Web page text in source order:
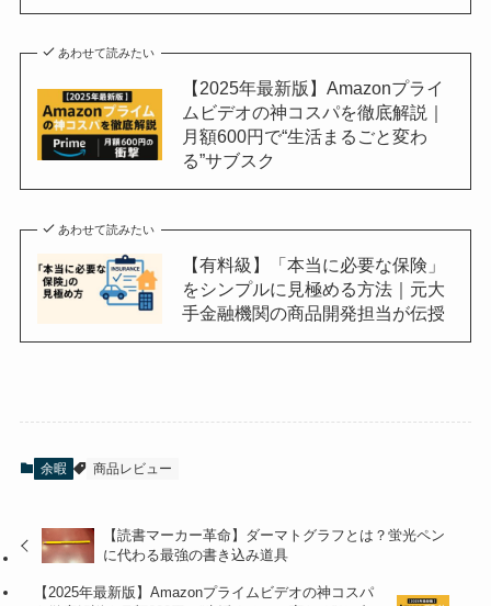
あわせて読みたい
【2025年最新版】Amazonプライ
ムビデオの神コスパを徹底解説｜
月額600円で“生活まるごと変わ
る”サブスク
あわせて読みたい
【有料級】「本当に必要な保険」
をシンプルに見極める方法｜元大
手金融機関の商品開発担当が伝授
余暇 商品レビュー
【読書マーカー革命】ダーマトグラフとは？蛍光ペン
に代わる最強の書き込み道具
【2025年最新版】Amazonプライムビデオの神コスパ